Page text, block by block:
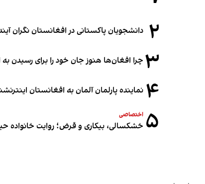
۲ دانشجویان پاکستانی در افغانستان
۳ چرا افغان‌ها هنوز جان خود را برای رسیدن به
۴ نماینده پارلمان آلمان به افغانستان
۵ اختصاصی
خشکسالی، بیکاری و قرض؛ روایت خانواده